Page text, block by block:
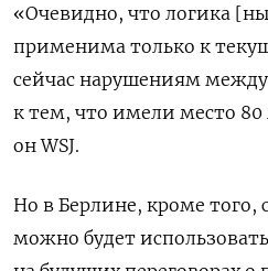
«Очевидно, что логика
применима только к
сейчас нарушениям
к тем, что имели место 80
он WSJ.
Но в Берлине, кроме того,
можно будет